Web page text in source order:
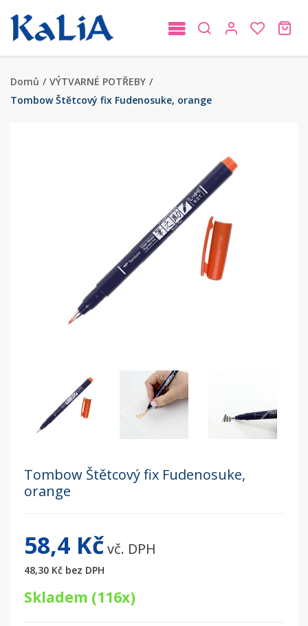
Domů / VÝTVARNÉ POTŘEBY /
Tombow Štětcový fix Fudenosuke, orange
Tombow Štětcový fix Fudenosuke,
orange
58,4 Kčvč. DPH
48,30 Kč bez DPH
Skladem (116x)